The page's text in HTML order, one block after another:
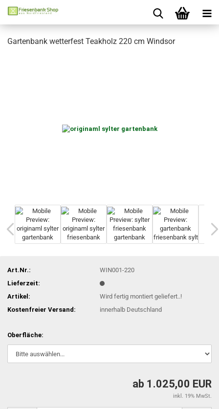
Gartenbank wetterfest Teakholz 220 cm Windsor
Art.Nr.:
WIN001-220
Lieferzeit:
Artikel:
Wird fertig montiert geliefert..!
Kostenfreier Versand:
innerhalb Deutschland
Oberfläche:
ab 1.025,00 EUR
inkl. 19% MwSt.